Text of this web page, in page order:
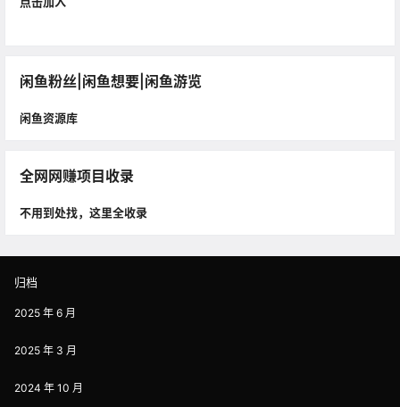
闲鱼粉丝|闲鱼想要|闲鱼游览
闲鱼资源库
全网网赚项目收录
不用到处找，这里全收录
归档
2025 年 6 月
2025 年 3 月
2024 年 10 月